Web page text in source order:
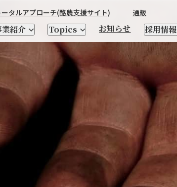
て 野澤組の150年の歴史
紹介
乳たんぱく質・乳糖
日本産酒類
介 STRASSBURGER&Co.
ゲノム検査、交配相談
羊などの
の輸入
野澤組の
トータルアプローチ
を使ったレシピ
Topics
世界の「食」
お知らせ 採用情報
座談会
タルアプローチ(酪農支援サイト) 通販